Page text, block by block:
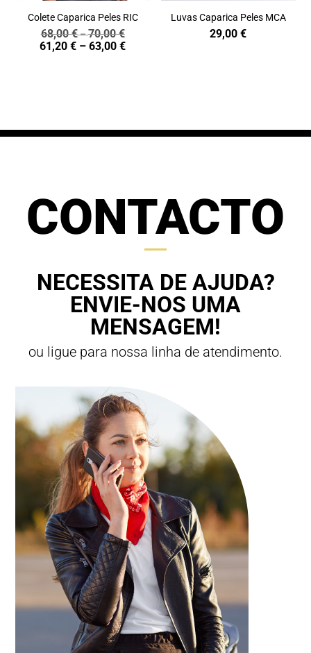
Colete Caparica Peles RIC
68,00€–70,00€Price
range:
61,20€ – 63,00€Price
Luvas Caparica Peles MCA
29,00€
CONTACTO
NECESSITA DE AJUDA?
ENVIE-NOS UMA
MENSAGEM!
ou ligue para nossa linha de atendimento.